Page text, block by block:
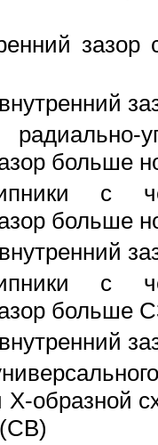
зазор
больше
с
больше
с
больше
Х-образной